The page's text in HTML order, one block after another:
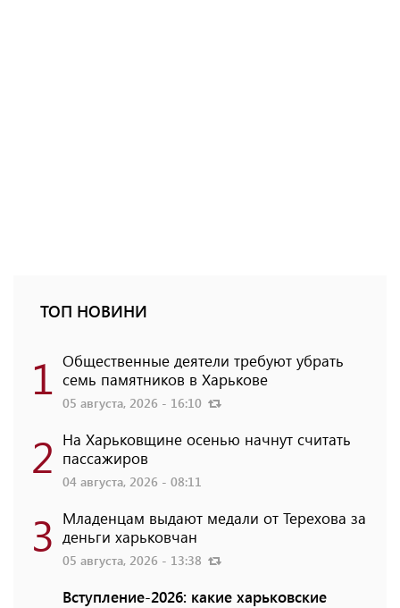
ТОП НОВИНИ
1 Общественные деятели требуют убрать
семь памятников в Харькове
05 августа, 2026 - 16:10
2 На Харьковщине осенью начнут считать
пассажиров
04 августа, 2026 - 08:11
3 Младенцам выдают медали от Терехова за
деньги харьковчан
05 августа, 2026 - 13:38
Вступление-2026: какие харьковские